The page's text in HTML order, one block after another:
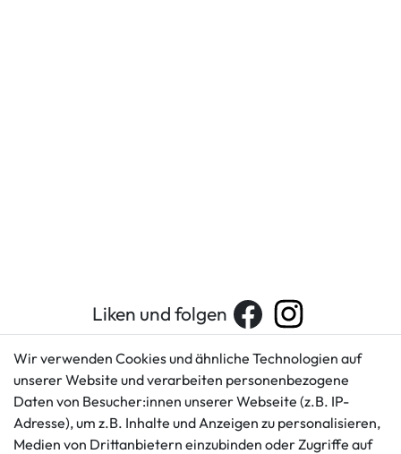
Liken und folgen
Kundenservice
+49 421 596586
Mo. - Fr. 9 - 16 Uhr
Rechtliches
AGB
Impressum
Wir verwenden Cookies und ähnliche Technologien auf
unserer Website und verarbeiten personenbezogene
Daten von Besucher:innen unserer Webseite (z.B. IP-
Adresse), um z.B. Inhalte und Anzeigen zu personalisieren,
Medien von Drittanbietern einzubinden oder Zugriffe auf